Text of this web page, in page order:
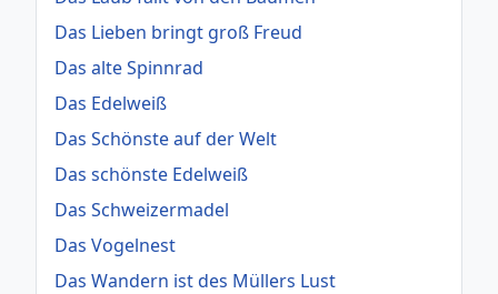
Das Lieben bringt groß Freud
Das alte Spinnrad
Das Edelweiß
Das Schönste auf der Welt
Das schönste Edelweiß
Das Schweizermadel
Das Vogelnest
Das Wandern ist des Müllers Lust